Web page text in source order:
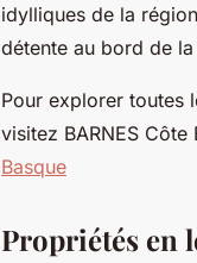
idylliques de la
détente au bord de
Pour explorer toutes
visitez BARNES Côte
Basque
Propriétés en